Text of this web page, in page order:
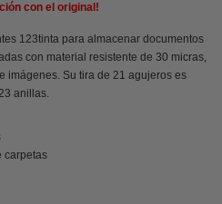
con el original!
123tinta para almacenar documentos
con material resistente de 30 micras,
imágenes. Su tira de 21 agujeros es
anillas.
carpetas